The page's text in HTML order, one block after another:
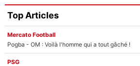
Top Articles
Mercato Football
Pogba - OM : Voilà l'homme qui a tout gâché !
PSG